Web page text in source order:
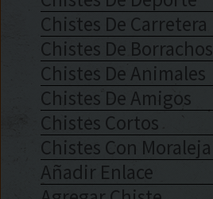
Chistes De Carretera
Chistes De Borrachos
Chistes De Animales
Chistes De Amigos
Chistes Cortos
Chistes Con Moraleja
Añadir Enlace